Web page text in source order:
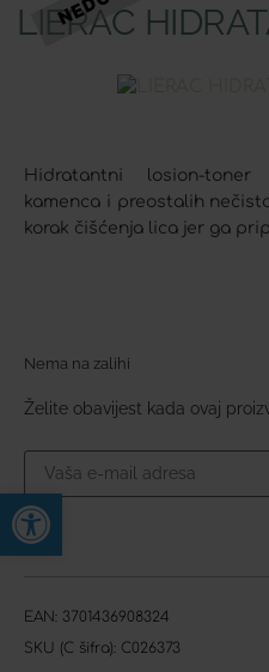
Open toolbar
LIERAC
Hidratantni losion-
kamenca i preostalih
korak čišćenja lica jer ga
Nema na zalihi
Želite obavijest kada ovaj
EAN: 3701436908324
SKU (C šifra): C026373